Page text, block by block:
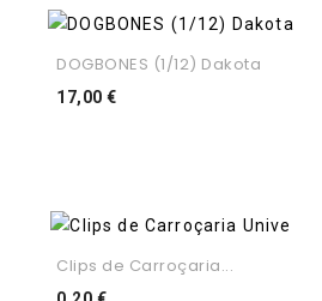
DOGBONES (1/12) Dakota
17,00 €Preço
Clips de Carroçaria...